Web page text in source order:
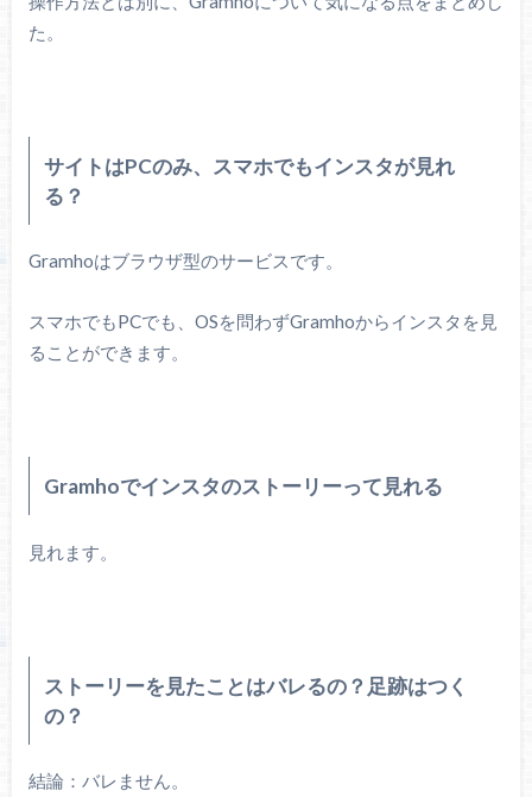
た。
サイトはPCのみ、スマホでもインスタが見れ
る？
Gramhoはブラウザ型のサービスです。
スマホでもPCでも、OSを問わずGramhoからインスタを見
ることができます。
Gramhoでインスタのストーリーって見れる
見れます。
ストーリーを見たことはバレるの？足跡はつく
の？
結論：バレません。